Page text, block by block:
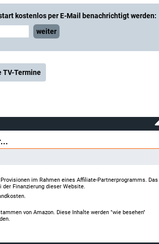
kostenlos per E-Mail benachrichtigt werden:
weiter
TV-Termine
im Rahmen eines Affiliate-Partnerprogramms. Das
Finanzierung dieser Website.
von Amazon. Diese Inhalte werden "wie besehen"